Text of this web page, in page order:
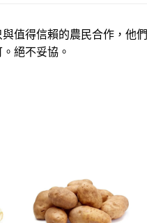
值得信賴的農民合作，他
絕不妥協。